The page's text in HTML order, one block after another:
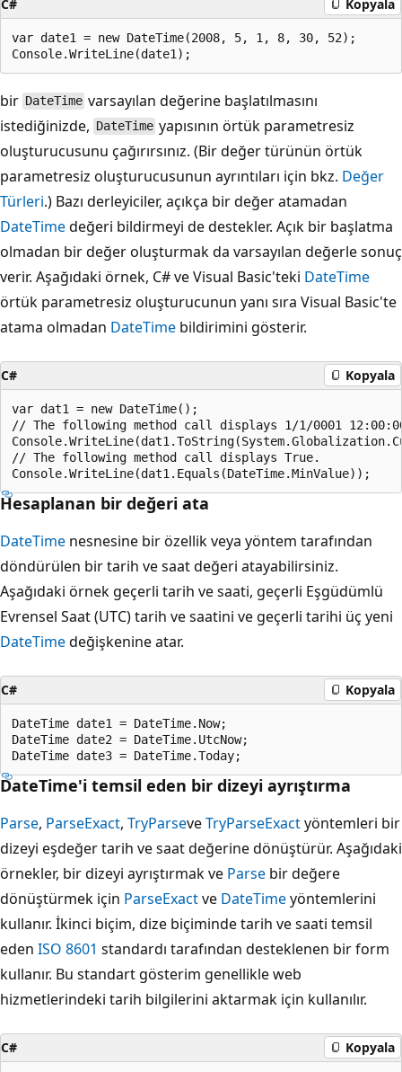
C# Kopyala
var date1 = new DateTime(2008, 5, 1, 8, 30, 52);
bir DateTime varsayılan değerine başlatılmasını
istediğinizde, DateTime yapısının örtük parametresiz
oluşturucusunu çağırırsınız. (Bir değer türünün örtük
parametresiz oluşturucusunun ayrıntıları için bkz. Değer
Türleri.) Bazı derleyiciler, açıkça bir değer atamadan
DateTimedeğeri bildirmeyi de destekler. Açık bir başlatma
olmadan bir değer oluşturmak da varsayılan değerle sonuç
verir. Aşağıdaki örnek, C# ve Visual Basic'teki DateTime
örtük parametresiz oluşturucunun yanı sıra Visual Basic'te
atama olmadan DateTime bildirimini gösterir.
C# Kopyala
var dat1 = new DateTime();
// The following method call displays 1/1/0001
// The following method call displays True.
Hesaplanan bir değeri ata
DateTime nesnesine bir özellik veya yöntem tarafından
döndürülen bir tarih ve saat değeri atayabilirsiniz.
Aşağıdaki örnek geçerli tarih ve saati, geçerli Eşgüdümlü
Evrensel Saat (UTC) tarih ve saatini ve geçerli tarihi üç yeni
DateTimedeğişkenine atar.
C# Kopyala
DateTime date1 = DateTime.Now;
DateTime date2 = DateTime.UtcNow;
DateTime'i temsil eden bir dizeyi ayrıştırma
Parse, ParseExact, TryParseveTryParseExactyöntemleri bir
dizeyi eşdeğer tarih ve saat değerine dönüştürür. Aşağıdaki
örnekler, bir dizeyi ayrıştırmak ve Parse bir değere
dönüştürmek için ParseExactve DateTimeyöntemlerini
kullanır. İkinci biçim, dize biçiminde tarih ve saati temsil
eden ISO 8601 standardı tarafından desteklenen bir form
kullanır. Bu standart gösterim genellikle web
hizmetlerindeki tarih bilgilerini aktarmak için kullanılır.
C# Kopyala